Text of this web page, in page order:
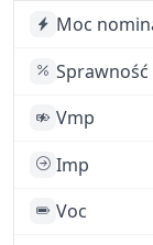
Moc
Sprawność
Vmp
Imp
Voc